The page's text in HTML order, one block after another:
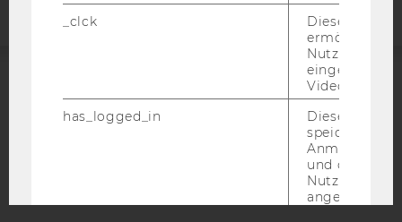
ACCREDITED BY:
_clck
Dieses Cookie
ermöglicht
Nutzung des
Video Players
has_logged_in
Dieses Cookie
speichert
und ob sich
Nutzer*in
angemeldet